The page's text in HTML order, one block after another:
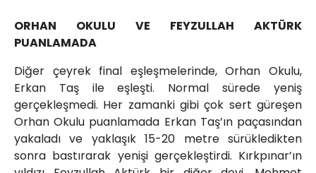
ORHAN OKULU VE FEYZULLAH AKTÜRK
PUANLAMADA
Diğer çeyrek final eşleşmelerinde, Orhan Okulu,
Erkan Taş ile eşleşti. Normal sürede yeniş
gerçekleşmedi. Her zamanki gibi çok sert güreşen
Orhan Okulu puanlamada Erkan Taş’ın paçasından
yakaladı ve yaklaşık 15-20 metre sürükledikten
sonra bastırarak yenişi gerçekleştirdi. Kırkpınar’ın